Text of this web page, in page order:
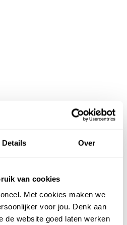
Details Over
van cookies
Met cookies maken we
voor jou. Denk aan
de website goed laten werken